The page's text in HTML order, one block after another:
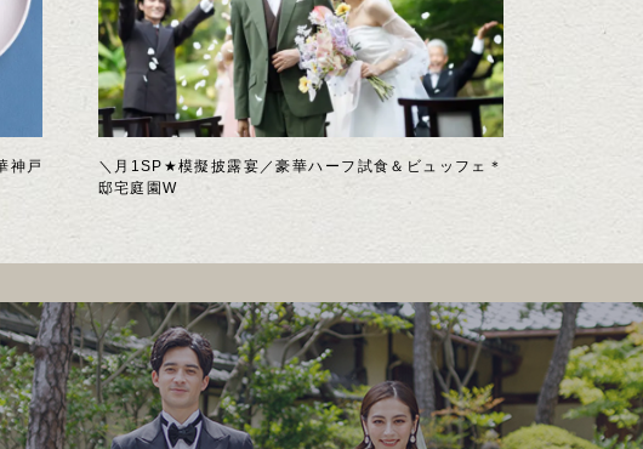
神戸
＼月1SP★模擬披露宴／豪華ハーフ試食＆ビュッフェ＊
邸宅庭園W